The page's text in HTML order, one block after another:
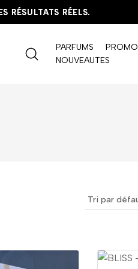
RÉELS.
RÉELS.
RÉELS.
PARFUMS
PROMO
NOUVEAUTES